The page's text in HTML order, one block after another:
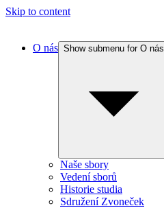
Skip to content
O nás Show submenu for O nás
Naše sbory
Vedení sborů
Historie studia
Sdružení Zvoneček